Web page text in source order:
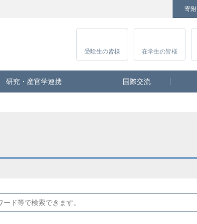
寄附
Instagram
受験生の皆様 在学生の皆様
研究・産官学連携 国際交流